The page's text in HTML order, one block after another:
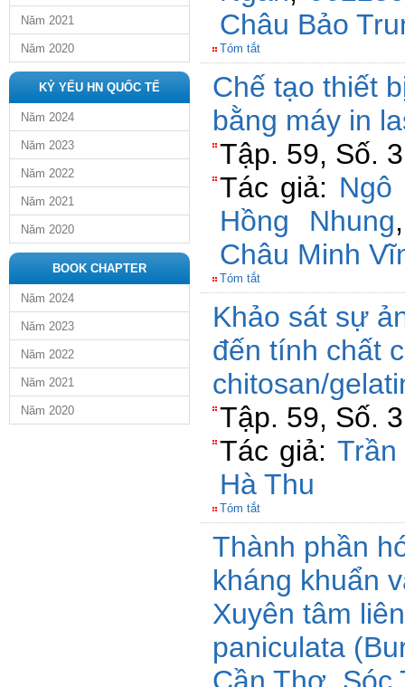
Năm 2021
Năm 2020
KỶ YẾU HN QUỐC TẾ
Năm 2024
Năm 2023
Năm 2022
Năm 2021
Năm 2020
BOOK CHAPTER
Năm 2024
Năm 2023
Năm 2022
Năm 2021
Năm 2020
Châu Bảo
Tóm tắt
Chế tạo thiết
bằng máy in
Tập. 59, Số.
Tác giả: Ngô
Hồng Nhung
Châu Minh
Tóm tắt
Khảo sát sự
đến tính chất
chitosan/
Tập. 59, Số.
Tác giả:
Hà Thu
Tóm tắt
Thành phần
kháng khuẩn
Xuyên tâm
paniculata